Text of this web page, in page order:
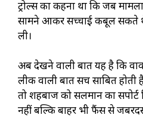
ट्रोल्स का कहना था कि जब
सामने आकर सच्चाई कबूल सकते
ली।
अब देखने वाली बात यह है कि
लीक वाली बात सच साबित होती
तो शहबाज को सलमान का
नहीं बल्कि बाहर भी फैंस से